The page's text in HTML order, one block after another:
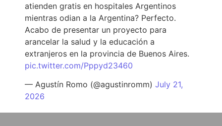
atienden gratis en hospitales Argentinos
mientras odian a la Argentina? Perfecto.
Acabo de presentar un proyecto para
arancelar la salud y la educación a
extranjeros en la provincia de Buenos Aires.
pic.twitter.com/Pppyd23460
— Agustín Romo (@agustinromm) July 21,
2026